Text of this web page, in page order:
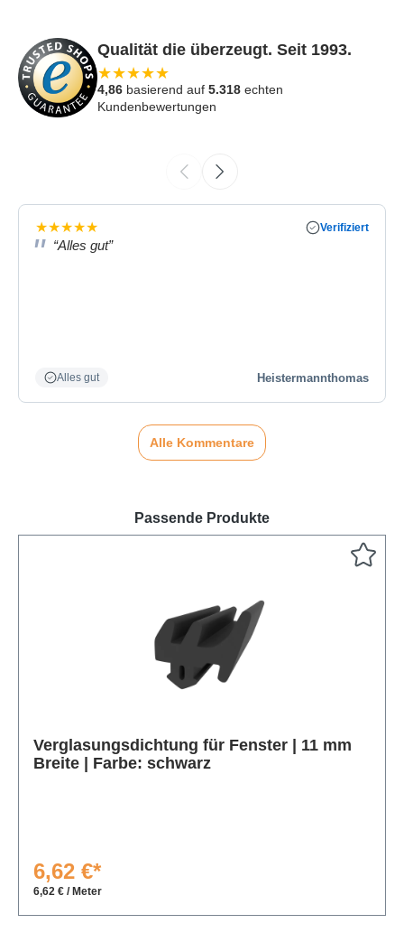
Qualität die überzeugt. Seit 1993.
★★★★★
4,86 basierend auf 5.318 echten
Kundenbewertungen
★★★★★ Verifiziert
“Alles gut”
Alles gut Heistermannthomas
Alle Kommentare
Passende Produkte
Verglasungsdichtung für Fenster | 11 mm
Breite | Farbe: schwarz
6,62 €*
6,62 € / Meter